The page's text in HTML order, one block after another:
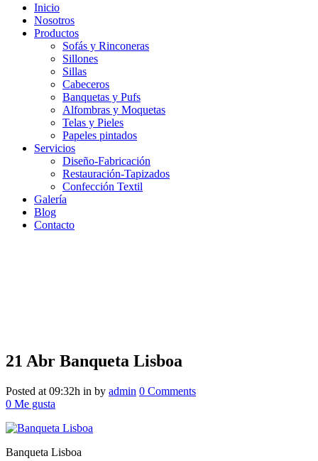
Inicio
Nosotros
Productos
Sofás y Rinconeras
Sillones
Sillas
Cabeceros
Banquetas y Pufs
Alfombras y Moquetas
Telas y Pieles
Papeles pintados
Servicios
Diseño-Fabricación
Restauración-Tapizados
Confección Textil
Galería
Blog
Contacto
Banqueta Lisboa
21 Abr Banqueta Lisboa
Posted at 09:32h in by admin 0 Comments
0 Me gusta
Banqueta Lisboa